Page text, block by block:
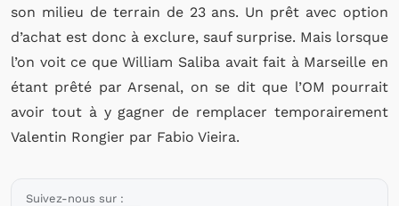
son milieu de terrain de 23 ans. Un prêt avec option
d’achat est donc à exclure, sauf surprise. Mais lorsque
l’on voit ce que William Saliba avait fait à Marseille en
étant prêté par Arsenal, on se dit que l’OM pourrait
avoir tout à y gagner de remplacer temporairement
Valentin Rongier par Fabio Vieira.
Suivez-nous sur :